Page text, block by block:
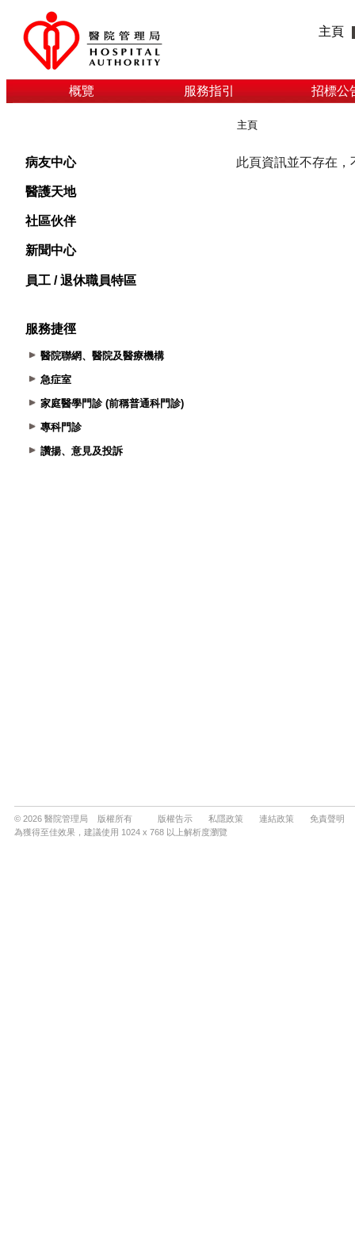
主頁
概覽 服務指引 招標公
病友中心
醫護天地
社區伙伴
新聞中心
員工 / 退休職員特區
服務捷徑
醫院聯網、醫院及醫療機構
急症室
家庭醫學門診 (前稱普通科門診)
專科門診
讚揚、意見及投訴
主頁
© 2026 醫院管理局 版權所有 版權告示 私隱政策 連結政策
免責聲明
為獲得至佳效果，建議使用 1024 x 768 以上解析度瀏覽